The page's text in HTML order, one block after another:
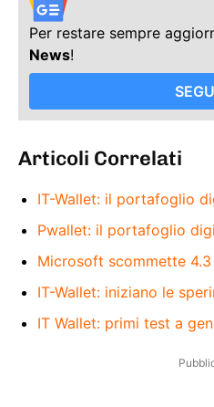
Per restare sempre
News!
Articoli Correlati
IT-Wallet: il portafoglio
Pwallet: il portafoglio
Microsoft scommette
IT-Wallet: iniziano le
IT Wallet: primi test a